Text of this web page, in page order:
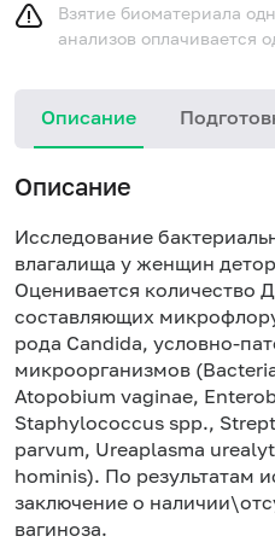
Взятие биоматериала
анализов оплачивается
Описание
Описание
Исследование
влагалища у женщин
Оценивается количество
составляющих
рода Candida, условно-
микроорганизмов
Atopobium vaginae,
Staphylococcus spp.,
parvum, Ureaplasma
hominis). По результатам
заключение о
вагиноза.